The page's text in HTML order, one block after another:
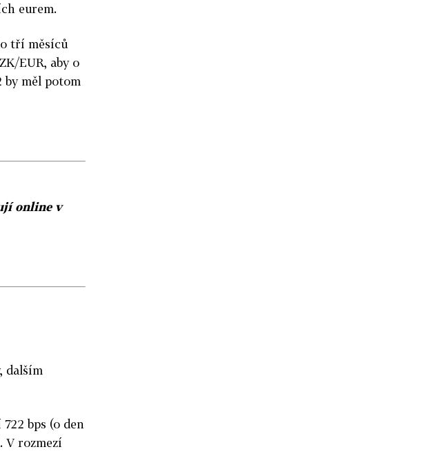
eurem.
tří měsíců
EUR, aby o
by měl potom
online v
dalším
bps (o den
V rozmezí